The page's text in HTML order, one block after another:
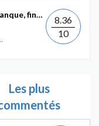
Licence Professionnelle Assurance, banque, finance :...
8.36
10
Les plus